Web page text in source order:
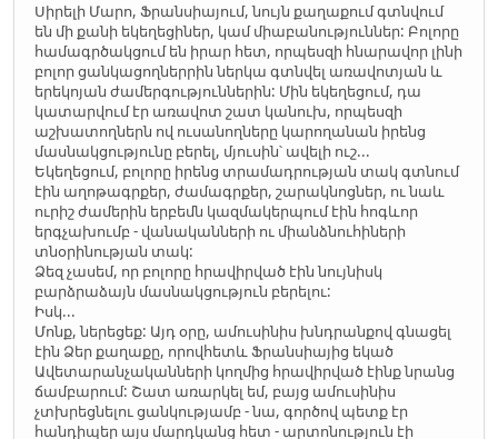
Սիրելի Մարո, Ֆրանսիայում, նույն քաղաքում գտնվում
են մի քանի եկեղեցիներ, կամ միաբանություններ: Բոլորը
համագրծակցում են իրար հետ, որպեսզի հնարավոր լինի
բոլոր ցանկացողներրին ներկա գտնվել առավոտյան և
երեկոյան ժամերգություններին: Մին եկեղեցում, դա
կատարվում էր առավոտ շատ կանուխ, որպեսզի
աշխատողներն ով ուսանողները կարողանան իրենց
մասնակցությունը բերել, մյուսին՝ ավելի ուշ...
Եկեղեցում, բոլորը իրենց տրամադրության տակ գտնում
էին աղոթագրքեր, ժամագրքեր, շարակնոցներ, ու նաև
ուրիշ ժամերին երբեմն կազմակերպում էին հոգևոր
երգչախումբ - վանականների ու միանձնուհիների
տնօրինության տակ:
Ձեզ չասեմ, որ բոլորը հրավիրված էին նույնիսկ
բարձրաձայն մասնակցություն բերելու:
Իսկ...
Մոնք, ներեցեք: Այդ օրը, ամուսինիս խնդրանքով գնացել
էին Ձեր քաղաքը, որովհետև Ֆրանսիայից եկած
Ավետարանչականների կողմից հրավիրված էինք նրանց
ճամբարում: Շատ առարկել եմ, բայց ամուսինիս
չտխրեցնելու ցանկությամբ - նա, գործով պետք էր
հանդիպեր այս մարդկանց հետ - արտոնություն էի